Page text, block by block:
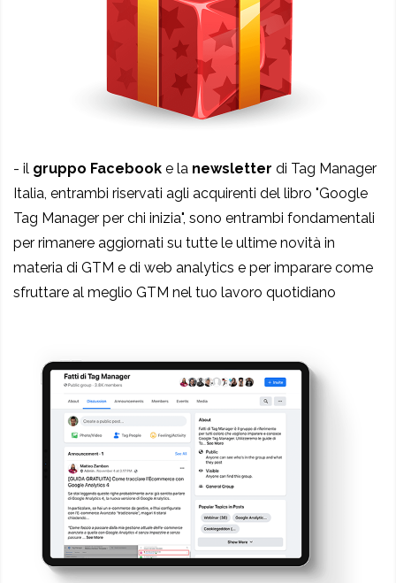
- il gruppo Facebook e la newsletter di Tag Manager
Italia, entrambi riservati agli acquirenti del libro "Google
Tag Manager per chi inizia", sono entrambi fondamentali
per rimanere aggiornati su tutte le ultime novità in
materia di GTM e di web analytics e per imparare come
sfruttare al meglio GTM nel tuo lavoro quotidiano